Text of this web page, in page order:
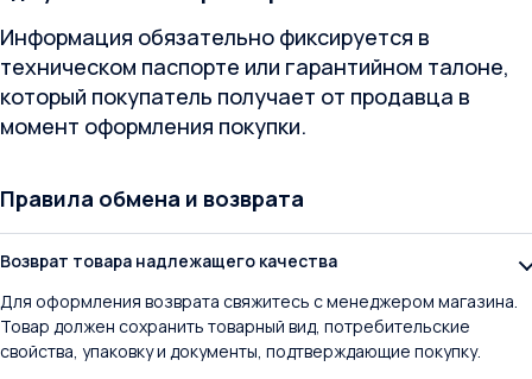
Информация обязательно фиксируется в
техническом паспорте или гарантийном талоне,
который покупатель получает от продавца в
момент оформления покупки.
Правила обмена и возврата
Возврат товара надлежащего качества
Для оформления возврата свяжитесь с менеджером магазина.
Товар должен сохранить товарный вид, потребительские
свойства, упаковку и документы, подтверждающие покупку.